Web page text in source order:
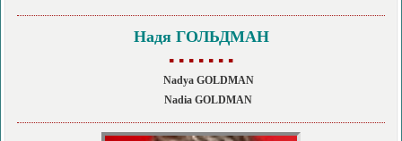
Надя ГОЛЬДМАН
▪ ▪ ▪ ▪ ▪ ▪ ▪
Nadya GOLDMAN
Nadia GOLDMAN